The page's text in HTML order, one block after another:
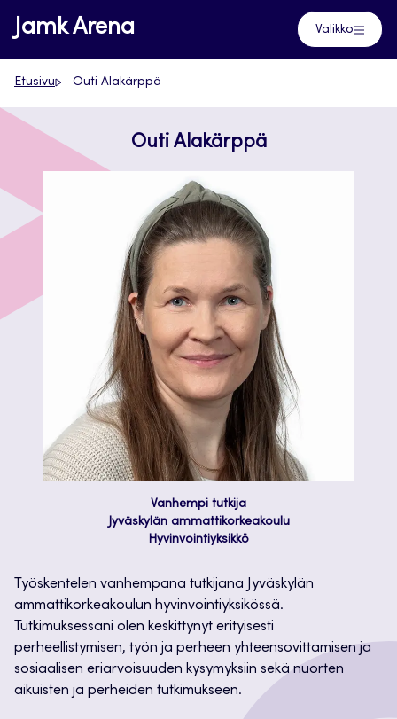
Siirry
suoraan
sisältöön
Jamk Arena Valikko
Etusivu Outi Alakärppä
Outi Alakärppä
Vanhempi tutkija
Jyväskylän ammattikorkeakoulu
Hyvinvointiyksikkö
Työskentelen vanhempana tutkijana Jyväskylän
ammattikorkeakoulun hyvinvointiyksikössä.
Tutkimuksessani olen keskittynyt erityisesti
perheellistymisen, työn ja perheen yhteensovittamisen ja
sosiaalisen eriarvoisuuden kysymyksiin sekä nuorten
aikuisten ja perheiden tutkimukseen.